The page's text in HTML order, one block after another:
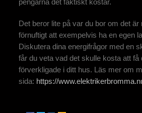
pengarna det faktiskt kostar.
Det beror lite på var du bor om det är
förnuftigt att exempelvis ha en egen
Diskutera dina energifrågor med en
får du veta vad det skulle kosta att få
förverkligade i ditt hus. Läs mer om
sida: https://